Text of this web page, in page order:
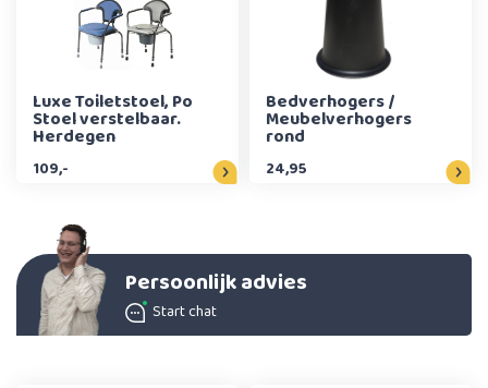
Luxe Toiletstoel, Po
Stoel verstelbaar.
Herdegen
109,-
Bedverhogers /
Meubelverhogers
rond
24,95
Persoonlijk advies
Start chat